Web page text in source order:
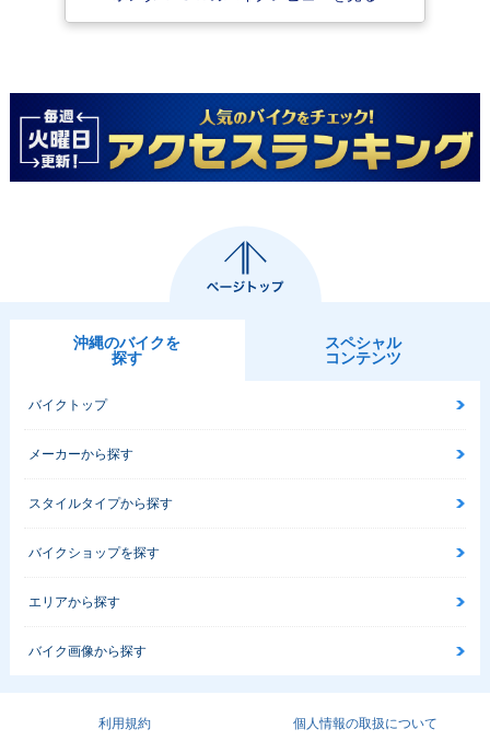
沖縄のバイクを
探す
スペシャル
コンテンツ
バイクトップ
メーカーから探す
スタイルタイプから探す
バイクショップを探す
エリアから探す
バイク画像から探す
利用規約 個人情報の取扱について